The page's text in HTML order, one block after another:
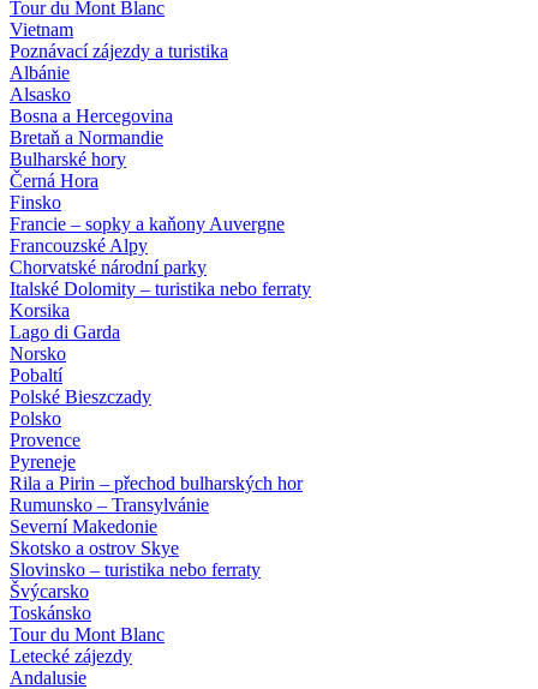
Tour du Mont Blanc
Vietnam
Poznávací zájezdy a turistika
Albánie
Alsasko
Bosna a Hercegovina
Bretaň a Normandie
Bulharské hory
Černá Hora
Finsko
Francie – sopky a kaňony Auvergne
Francouzské Alpy
Chorvatské národní parky
Italské Dolomity – turistika nebo ferraty
Korsika
Lago di Garda
Norsko
Pobaltí
Polské Bieszczady
Polsko
Provence
Pyreneje
Rila a Pirin – přechod bulharských hor
Rumunsko – Transylvánie
Severní Makedonie
Skotsko a ostrov Skye
Slovinsko – turistika nebo ferraty
Švýcarsko
Toskánsko
Tour du Mont Blanc
Letecké zájezdy
Andalusie